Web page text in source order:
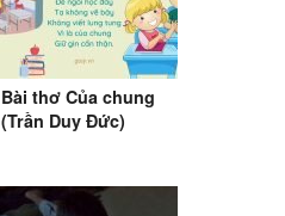
Bài thơ Của chung
(Trần Duy Đức)